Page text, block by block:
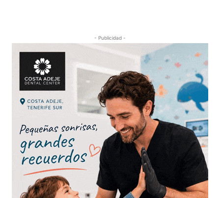
- Publicidad -